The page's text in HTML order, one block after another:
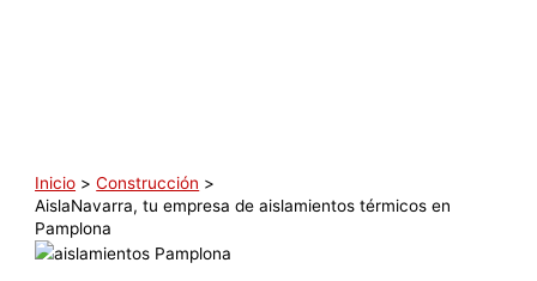
Inicio
Construcción
AislaNavarra, tu empresa de aislamientos térmicos en
Pamplona